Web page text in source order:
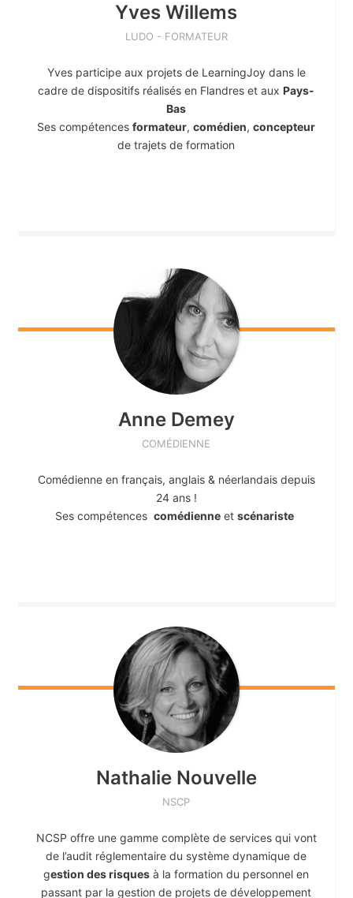
Yves Willems
LUDO - FORMATEUR
Yves participe aux projets de LearningJoy dans le
cadre de dispositifs réalisés en Flandres et auxPays-
Bas
Ses compétencesformateur,comédien,concepteur
de trajets de formation
Anne Demey
COMÉDIENNE
Comédienne en français, anglais & néerlandais depuis
24 ans !
Ses compétencescomédienne etscénariste
Nathalie Nouvelle
NSCP
NCSP offre une gamme complète de services qui vont
de l’audit réglementaire du système dynamique de
gestion des risques à la formation du personnel en
passant par la gestion de projets de développement